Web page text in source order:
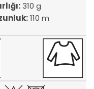
310 g
110 m